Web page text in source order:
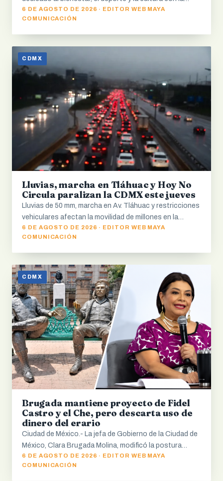
6 DE AGOSTO DE 2026 · EDITOR WEB MAYA
COMUNICACIÓN
CDMX
Lluvias, marcha en Tláhuac y Hoy No
Circula paralizan la CDMX este jueves
Lluvias de 50 mm, marcha en Av. Tláhuac y restricciones
vehiculares afectan la movilidad de millones en la…
6 DE AGOSTO DE 2026 · EDITOR WEB MAYA
COMUNICACIÓN
CDMX
Brugada mantiene proyecto de Fidel
Castro y el Che, pero descarta uso de
dinero del erario
Ciudad de México.- La jefa de Gobierno de la Ciudad de
México, Clara Brugada Molina, modificó la postura…
6 DE AGOSTO DE 2026 · EDITOR WEB MAYA
COMUNICACIÓN